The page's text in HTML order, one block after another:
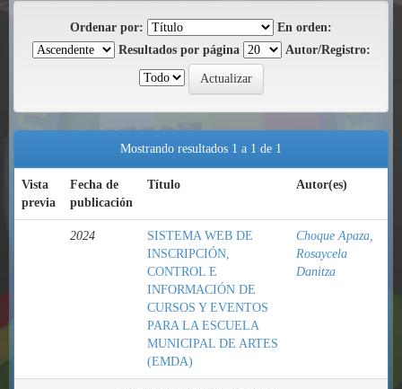
Ordenar por:
En orden:
Resultados por página
Autor/Registro:
Mostrando resultados 1 a 1 de 1
Vista
previa
Fecha de
publicación
Título Autor(es)
2024
SISTEMA WEB DE
INSCRIPCIÓN,
CONTROL E
INFORMACIÓN DE
CURSOS Y EVENTOS
PARA LA ESCUELA
MUNICIPAL DE ARTES
(EMDA)
Choque Apaza,
Rosaycela
Danitza